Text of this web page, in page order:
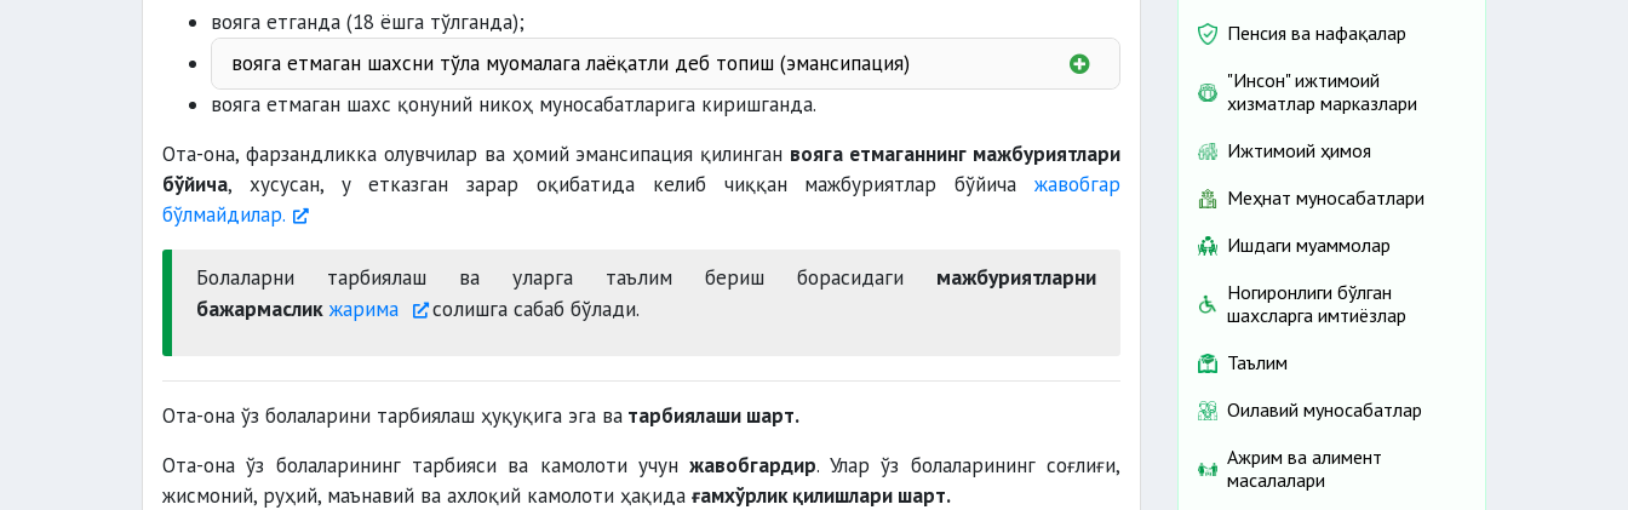
вояга етганда (18 ёшга тўлганда);
вояга етмаган шахсни тўла муомалага лаёқатли деб топиш (эмансипация)
16 ёшга тўлган
фаолияти билан шуғулланаётган
суднинг қарори билан амалга
оширилади.
вояга етмаган шахс қонуний никоҳ муносабатларига киришганда.
Ота-она, фарзандликка олувчилар ва ҳомий эмансипация қилинган вояга етмаганнинг мажбуриятлари
бўйича, хусусан, у етказган зарар оқибатида келиб чиққан мажбуриятлар бўйича жавобгар
бўлмайдилар.
Болаларни тарбиялаш ва уларга таълим бериш борасидаги мажбуриятларни
бажармаслик жарима солишга сабаб бўлади.
Ота-она ўз болаларини тарбиялаш ҳуқуқига эга ва тарбиялаши шарт.
Ота-она ўз болаларининг тарбияси ва камолоти учун жавобгардир. Улар ўз болаларининг соғлиғи,
жисмоний, руҳий, маънавий ва ахлоқий камолоти ҳақида ғамхўрлик қилишлари шарт.
Пенсия ва нафақалар
"Инсон" ижтимоий
хизматлар марказлари
Ижтимоий ҳимоя
Меҳнат муносабатлари
Ишдаги муаммолар
Ногиронлиги бўлган
шахсларга имтиёзлар
Таълим
Оилавий муносабатлар
Ажрим ва алимент
масалалари